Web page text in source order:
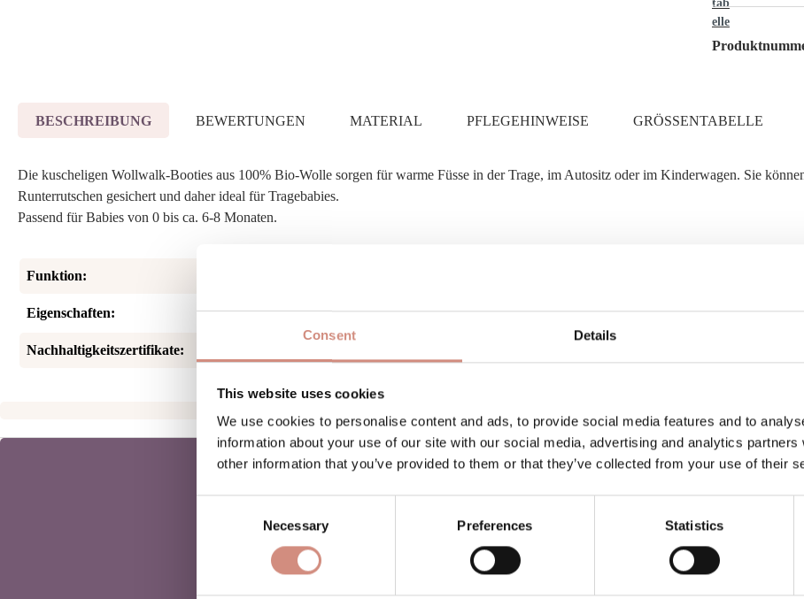
Consent Details
This website uses cookies
We use cookies to personalise content and ads, to provide social media features and to
information about your use of our site with our social media, advertising and analytics
other information that you’ve provided to them or that they’ve collected from your use of their
Necessary Preferences Statistics
BESCHREIBUNG BEWERTUNGEN MATERIAL PFLEGEHINWEISE GRÖSSENTABELLE
Die kuscheligen Wollwalk-Booties aus 100% Bio-Wolle sorgen für warme Füsse in der Trage, im Autositz oder im Kinderwagen. Sie
Runterrutschen gesichert und daher ideal für Tragebabies.
Passend für Babies von 0 bis ca. 6-8 Monaten.
Funktion:
Eigenschaften: Alltag, Urban
Nachhaltigkeitszertifikate:
NEWSLETTER
BABYTRAGEN